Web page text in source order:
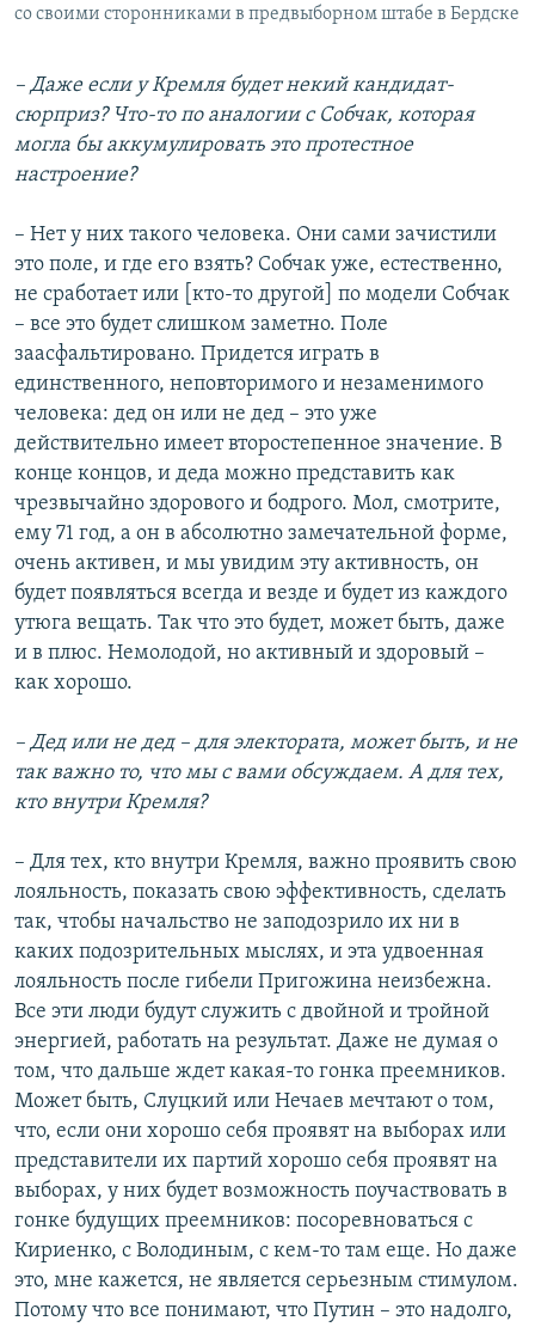
со своими сторонниками в предвыборном штабе в Бердске
– Даже если у Кремля будет некий кандидат-
сюрприз? Что-то по аналогии с Собчак, которая
могла бы аккумулировать это протестное
настроение?
– Нет у них такого человека. Они сами зачистили
это поле, и где его взять? Собчак уже, естественно,
не сработает или [кто-то другой] по модели Собчак
– все это будет слишком заметно. Поле
заасфальтировано. Придется играть в
единственного, неповторимого и незаменимого
человека: дед он или не дед – это уже
действительно имеет второстепенное значение. В
конце концов, и деда можно представить как
чрезвычайно здорового и бодрого. Мол, смотрите,
ему 71 год, а он в абсолютно замечательной форме,
очень активен, и мы увидим эту активность, он
будет появляться всегда и везде и будет из каждого
утюга вещать. Так что это будет, может быть, даже
и в плюс. Немолодой, но активный и здоровый –
как хорошо.
– Дед или не дед – для электората, может быть, и не
так важно то, что мы с вами обсуждаем. А для тех,
кто внутри Кремля?
– Для тех, кто внутри Кремля, важно проявить свою
лояльность, показать свою эффективность, сделать
так, чтобы начальство не заподозрило их ни в
каких подозрительных мыслях, и эта удвоенная
лояльность после гибели Пригожина неизбежна.
Все эти люди будут служить с двойной и тройной
энергией, работать на результат. Даже не думая о
том, что дальше ждет какая-то гонка преемников.
Может быть, Слуцкий или Нечаев мечтают о том,
что, если они хорошо себя проявят на выборах или
представители их партий хорошо себя проявят на
выборах, у них будет возможность поучаствовать в
гонке будущих преемников: посоревноваться с
Кириенко, с Володиным, с кем-то там еще. Но даже
это, мне кажется, не является серьезным стимулом.
Потому что все понимают, что Путин – это надолго,